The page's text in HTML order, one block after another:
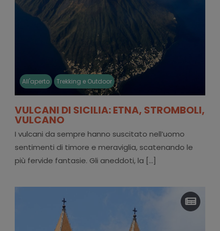
All'aperto Trekking e Outdoor
VULCANI DI SICILIA: ETNA, STROMBOLI,
VULCANO
I vulcani da sempre hanno suscitato nell’uomo
sentimenti di timore e meraviglia, scatenando le
più fervide fantasie. Gli aneddoti, la [...]